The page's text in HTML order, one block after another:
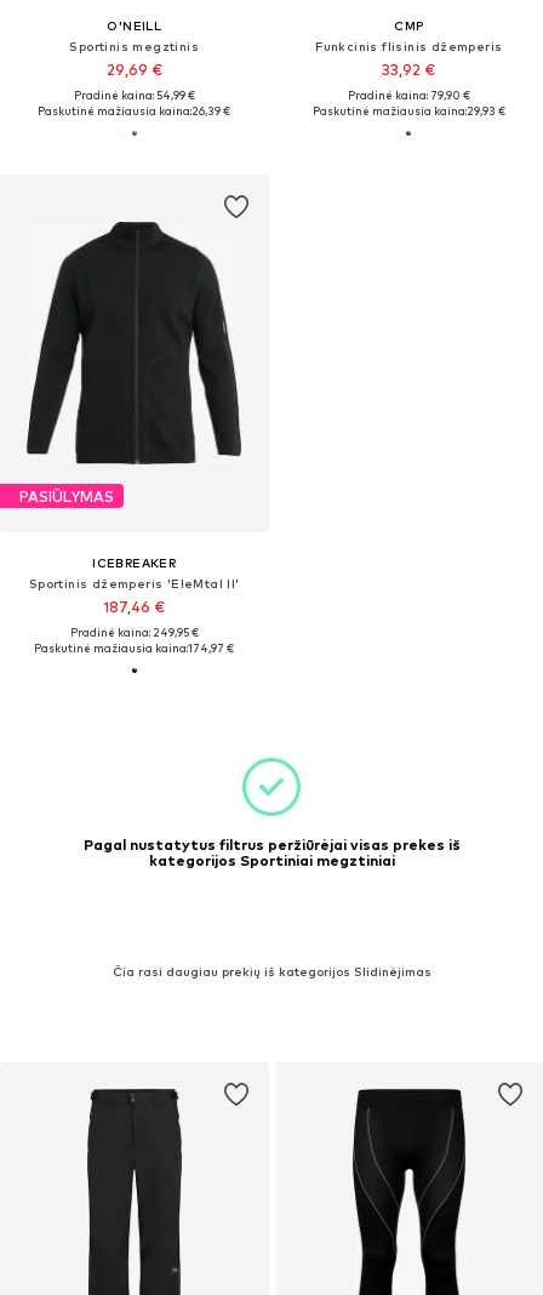
O'NEILL
Sportinis megztinis
29,69 €
Pradinė kaina: 54,99 €
Paskutinė mažiausia kaina:26,39 €
CMP
Funkcinis flisinis džemperis
33,92 €
Pradinė kaina: 79,90 €
Paskutinė mažiausia kaina:29,93 €
PASIŪLYMAS
ICEBREAKER
Sportinis džemperis 'EleMtal II'
187,46 €
Pradinė kaina: 249,95 €
Paskutinė mažiausia kaina:174,97 €
Pagal nustatytus filtrus peržiūrėjai visas prekes iš
kategorijos Sportiniai megztiniai
Čia rasi daugiau prekių iš kategorijos Slidinėjimas